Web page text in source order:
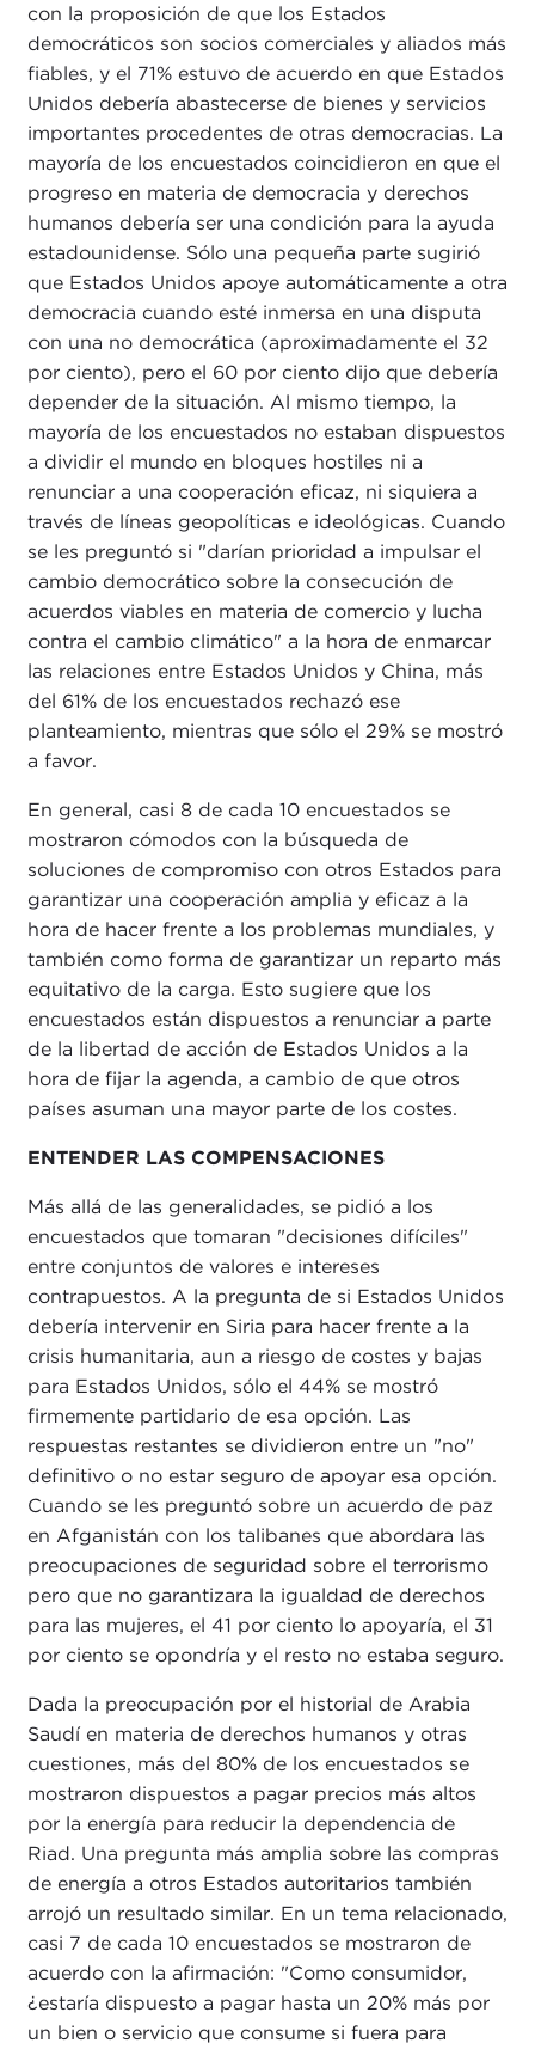
con la proposición de que los Estados
democráticos son socios comerciales y aliados más
fiables, y el 71% estuvo de acuerdo en que Estados
Unidos debería abastecerse de bienes y servicios
importantes procedentes de otras democracias. La
mayoría de los encuestados coincidieron en que el
progreso en materia de democracia y derechos
humanos debería ser una condición para la ayuda
estadounidense. Sólo una pequeña parte sugirió
que Estados Unidos apoye automáticamente a otra
democracia cuando esté inmersa en una disputa
con una no democrática (aproximadamente el 32
por ciento), pero el 60 por ciento dijo que debería
depender de la situación. Al mismo tiempo, la
mayoría de los encuestados no estaban dispuestos
a dividir el mundo en bloques hostiles ni a
renunciar a una cooperación eficaz, ni siquiera a
través de líneas geopolíticas e ideológicas. Cuando
se les preguntó si "darían prioridad a impulsar el
cambio democrático sobre la consecución de
acuerdos viables en materia de comercio y lucha
contra el cambio climático" a la hora de enmarcar
las relaciones entre Estados Unidos y China, más
del 61% de los encuestados rechazó ese
planteamiento, mientras que sólo el 29% se mostró
a favor.
En general, casi 8 de cada 10 encuestados se
mostraron cómodos con la búsqueda de
soluciones de compromiso con otros Estados para
garantizar una cooperación amplia y eficaz a la
hora de hacer frente a los problemas mundiales, y
también como forma de garantizar un reparto más
equitativo de la carga. Esto sugiere que los
encuestados están dispuestos a renunciar a parte
de la libertad de acción de Estados Unidos a la
hora de fijar la agenda, a cambio de que otros
países asuman una mayor parte de los costes.
ENTENDER LAS COMPENSACIONES
Más allá de las generalidades, se pidió a los
encuestados que tomaran "decisiones difíciles"
entre conjuntos de valores e intereses
contrapuestos. A la pregunta de si Estados Unidos
debería intervenir en Siria para hacer frente a la
crisis humanitaria, aun a riesgo de costes y bajas
para Estados Unidos, sólo el 44% se mostró
firmemente partidario de esa opción. Las
respuestas restantes se dividieron entre un "no"
definitivo o no estar seguro de apoyar esa opción.
Cuando se les preguntó sobre un acuerdo de paz
en Afganistán con los talibanes que abordara las
preocupaciones de seguridad sobre el terrorismo
pero que no garantizara la igualdad de derechos
para las mujeres, el 41 por ciento lo apoyaría, el 31
por ciento se opondría y el resto no estaba seguro.
Dada la preocupación por el historial de Arabia
Saudí en materia de derechos humanos y otras
cuestiones, más del 80% de los encuestados se
mostraron dispuestos a pagar precios más altos
por la energía para reducir la dependencia de
Riad. Una pregunta más amplia sobre las compras
de energía a otros Estados autoritarios también
arrojó un resultado similar. En un tema relacionado,
casi 7 de cada 10 encuestados se mostraron de
acuerdo con la afirmación: "Como consumidor,
¿estaría dispuesto a pagar hasta un 20% más por
un bien o servicio que consume si fuera para